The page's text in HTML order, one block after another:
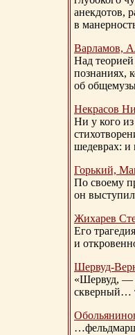
анекдотов,
в
Варламов,
Над
познаниях,
об
Некрасов
Ни у кого
шедеврах: и
Горький,
По своему
он
Жихарев
Его
и
Шервуд-
«Шервуд, —
скверный…